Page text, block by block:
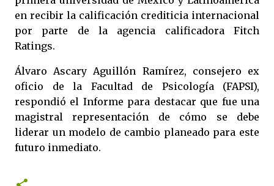
en recibir la calificación crediticia internacional
por parte de la agencia calificadora Fitch
Ratings.
Álvaro Ascary Aguillón Ramírez, consejero ex
oficio de la Facultad de Psicología (FAPSI),
respondió el Informe para destacar que fue una
magistral representación de cómo se debe
liderar un modelo de cambio planeado para este
futuro inmediato.